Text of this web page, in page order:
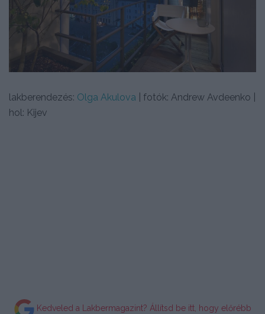
lakberendezés: Olga Akulova | fotók: Andrew Avdeenko |
hol: Kijev
Kedveled a Lakbermagazint? Állítsd be itt, hogy előrébb